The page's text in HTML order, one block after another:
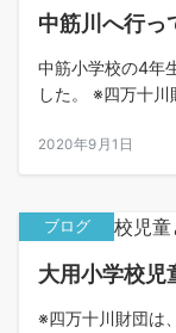
中筋川へ行
中筋小学校の4年
した。 ※四万十川
2020年9月1日
ブログ
大用小学校児
※四万十川財団は